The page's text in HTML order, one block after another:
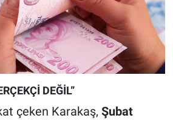
DEĞİL”
çeken Karakaş, Şubat